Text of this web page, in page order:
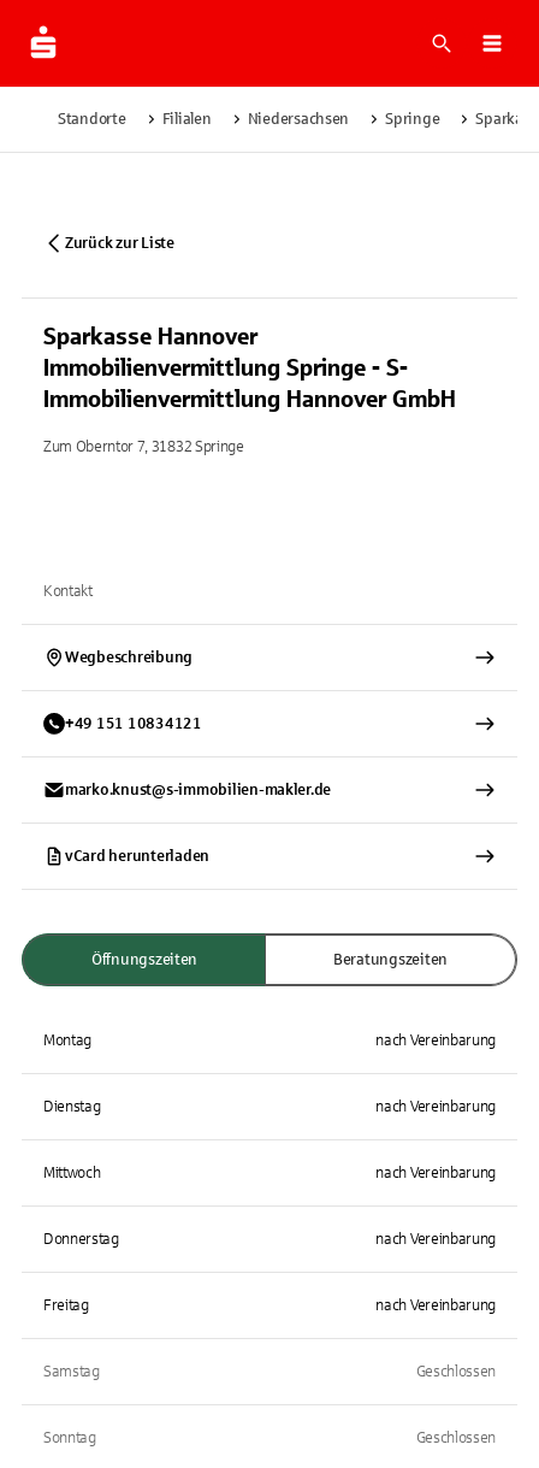
Suche
Standorte Filialen Niedersachsen Springe
Zurück zur Liste
Sparkasse Hannover
Immobilienvermittlung Springe - S-
Immobilienvermittlung Hannover GmbH
Zum Oberntor 7, 31832 Springe
Kontakt
Wegbeschreibung
+49 151 10834121
marko.knust@s-immobilien-makler.de
vCard herunterladen
Öffnungszeiten Beratungszeiten
Montag nach Vereinbarung
Dienstag nach Vereinbarung
Mittwoch nach Vereinbarung
Donnerstag nach Vereinbarung
Freitag nach Vereinbarung
Samstag Geschlossen
Sonntag Geschlossen